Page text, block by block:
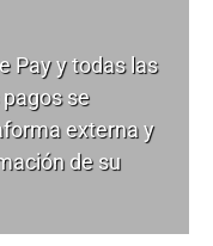
Pay y todas las
se
externa y
de su